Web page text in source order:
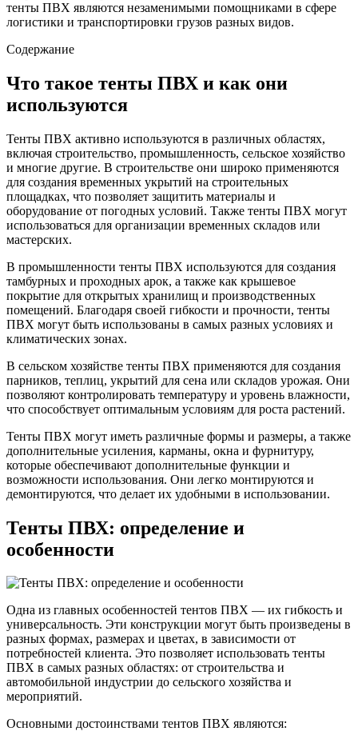
тенты ПВХ являются незаменимыми помощниками в сфере
логистики и транспортировки грузов разных видов.
Содержание
Что такое тенты ПВХ и как они
используются
Тенты ПВХ активно используются в различных областях,
включая строительство, промышленность, сельское хозяйство
и многие другие. В строительстве они широко применяются
для создания временных укрытий на строительных
площадках, что позволяет защитить материалы и
оборудование от погодных условий. Также тенты ПВХ могут
использоваться для организации временных складов или
мастерских.
В промышленности тенты ПВХ используются для создания
тамбурных и проходных арок, а также как крышевое
покрытие для открытых хранилищ и производственных
помещений. Благодаря своей гибкости и прочности, тенты
ПВХ могут быть использованы в самых разных условиях и
климатических зонах.
В сельском хозяйстве тенты ПВХ применяются для создания
парников, теплиц, укрытий для сена или складов урожая. Они
позволяют контролировать температуру и уровень влажности,
что способствует оптимальным условиям для роста растений.
Тенты ПВХ могут иметь различные формы и размеры, а также
дополнительные усиления, карманы, окна и фурнитуру,
которые обеспечивают дополнительные функции и
возможности использования. Они легко монтируются и
демонтируются, что делает их удобными в использовании.
Тенты ПВХ: определение и
особенности
Одна из главных особенностей тентов ПВХ — их гибкость и
универсальность. Эти конструкции могут быть произведены в
разных формах, размерах и цветах, в зависимости от
потребностей клиента. Это позволяет использовать тенты
ПВХ в самых разных областях: от строительства и
автомобильной индустрии до сельского хозяйства и
мероприятий.
Основными достоинствами тентов ПВХ являются: